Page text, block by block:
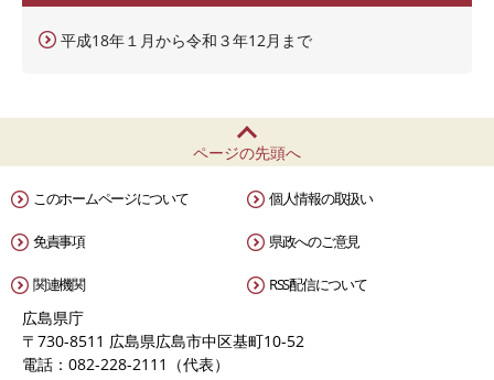
平成18年１月から令和３年12月まで
ページの先頭へ
このホームページについて 個人情報の取扱い
免責事項 県政へのご意見
関連機関 RSS配信について
広島県庁
〒730-8511 広島県広島市中区基町10-52
電話：082-228-2111（代表）